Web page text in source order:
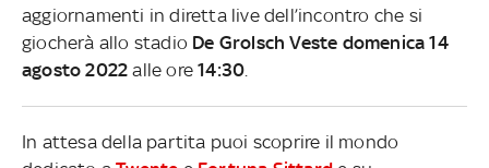
aggiornamenti in diretta live dell’incontro che si
giocherà allo stadio De Grolsch Veste domenica 14
agosto 2022 alle ore14:30
In attesa della partita puoi scoprire il mondo